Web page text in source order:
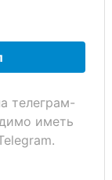
телеграм-
иметь